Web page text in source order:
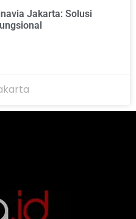
Jakarta: Solusi